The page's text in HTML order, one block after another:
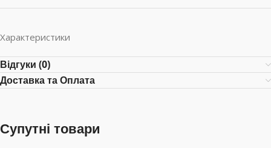
Характеристики
Відгуки (0)
Доставка та Оплата
Супутні товари